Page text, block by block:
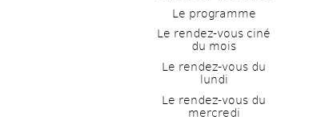
Le programme
Le rendez-vous ciné
du mois
Le rendez-vous du
lundi
Le rendez-vous du
mercredi